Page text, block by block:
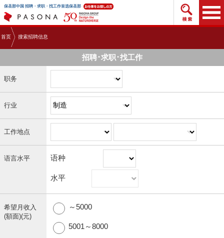
保圣那中国 招聘・求职・找工作首选保圣那 搜索
首页 搜索招聘信息
招聘･求职･找工作
职务
行业
工作地点
语言水平 语种
水平
希望月收入
(額面)(元)
～5000
5001～8000